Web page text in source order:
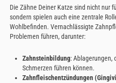
Die Zähne Deiner Katze sind nicht nur
sondern spielen auch eine zentrale
Wohlbefinden. Vernachlässigte
Problemen führen, darunter:
Zahnsteinbildung: Ablagerungen,
Schmerzen führen können.
Zahnfleischentzündungen